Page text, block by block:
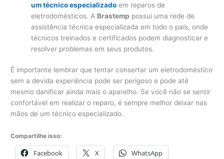
um técnico especializado em reparos de
eletrodomésticos. A Brastemp possui uma rede de
assistência técnica especializada em todo o país, onde
técnicos treinados e certificados podem diagnosticar e
resolver problemas em seus produtos.
É importante lembrar que tentar consertar um eletrodoméstico
sem a devida experiência pode ser perigoso e pode até
mesmo danificar ainda mais o aparelho. Se você não se sentir
confortável em realizar o reparo, é sempre melhor deixar nas
mãos de um técnico especializado.
Compartilhe isso:
Facebook X WhatsApp